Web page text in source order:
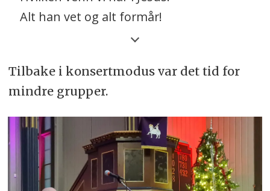
Alt han vet og alt formår!
Tyngste byrde han oss letter
Akk, men titt vår fred forstyrres
Blott fordi vi ikke bringer
Alle ting til ham i bønn
Blir du fristet eller prøvet
Tilbake i konsertmodus var det tid for
mindre grupper.